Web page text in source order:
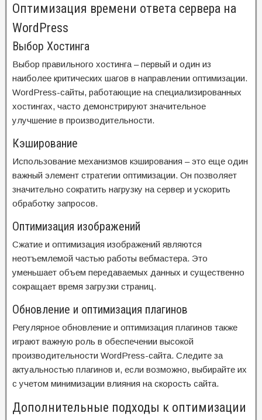
Оптимизация времени ответа сервера на
WordPress
Выбор Хостинга
Выбор правильного хостинга – первый и один из
наиболее критических шагов в направлении оптимизации.
WordPress-сайты, работающие на специализированных
хостингах, часто демонстрируют значительное
улучшение в производительности.
Кэширование
Использование механизмов кэширования – это еще один
важный элемент стратегии оптимизации. Он позволяет
значительно сократить нагрузку на сервер и ускорить
обработку запросов.
Оптимизация изображений
Сжатие и оптимизация изображений являются
неотъемлемой частью работы вебмастера. Это
уменьшает объем передаваемых данных и существенно
сокращает время загрузки страниц.
Обновление и оптимизация плагинов
Регулярное обновление и оптимизация плагинов также
играют важную роль в обеспечении высокой
производительности WordPress-сайта. Следите за
актуальностью плагинов и, если возможно, выбирайте их
с учетом минимизации влияния на скорость сайта.
Дополнительные подходы к оптимизации